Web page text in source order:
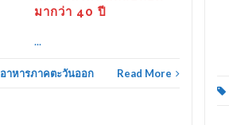
มากว่า 40 ปี
...
อาหารภาคตะวันออก Read More